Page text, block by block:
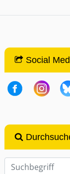
Social